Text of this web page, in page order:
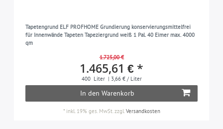
Tapetengrund ELF PROFHOME Grundierung konservierungsmittelfrei
für Innenwände Tapeten Tapeziergrund weiß 1 Pal. 40 Eimer max. 4000
qm
1.725,00 €
1.465,61 € *
400 Liter | 3,66 € / Liter
In den Warenkorb
* inkl. 19% ges. MwSt. zzgl. Versandkosten